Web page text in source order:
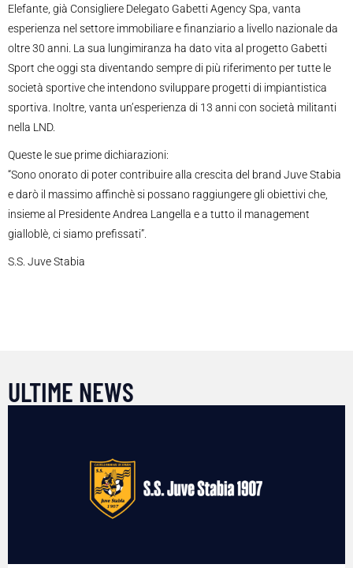
Elefante, già Consigliere Delegato Gabetti Agency Spa, vanta
esperienza nel settore immobiliare e finanziario a livello nazionale da
oltre 30 anni. La sua lungimiranza ha dato vita al progetto Gabetti
Sport che oggi sta diventando sempre di più riferimento per tutte le
società sportive che intendono sviluppare progetti di impiantistica
sportiva. Inoltre, vanta un’esperienza di 13 anni con società militanti
nella LND.
Queste le sue prime dichiarazioni:
“Sono onorato di poter contribuire alla crescita del brand Juve Stabia
e darò il massimo affinchè si possano raggiungere gli obiettivi che,
insieme al Presidente Andrea Langella e a tutto il management
gialloblè, ci siamo prefissati”.
S.S. Juve Stabia
ULTIME NEWS